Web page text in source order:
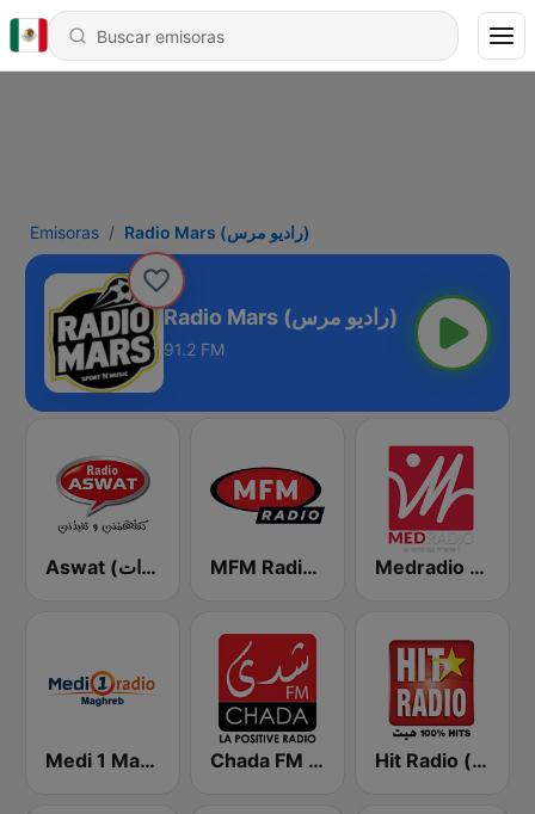
Emisoras Radio Mars (راديو مرس)
Radio Mars (راديو مرس)
91.2 FM
Aswat (أصوات) MFM Radio (مفم راديو) Medradio (ميد راديو)
Medi 1 Maghreb (ميدى1 مغرب) Chada FM (شدى فم) Hit Radio (هيت راديو)